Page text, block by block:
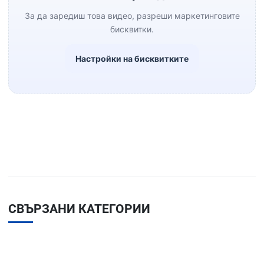
За да заредиш това видео, разреши маркетинговите
бисквитки.
Настройки на бисквитките
СВЪРЗАНИ КАТЕГОРИИ